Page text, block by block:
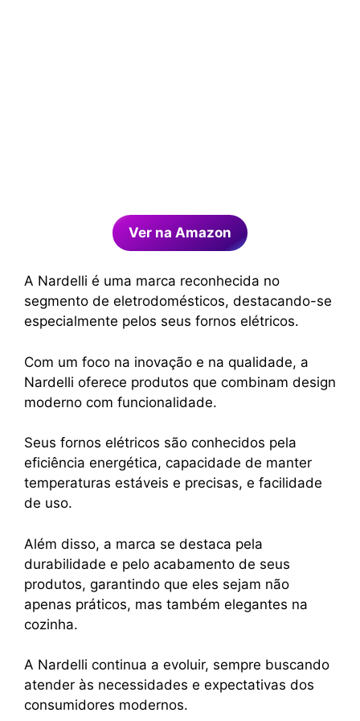
Ver na Amazon
A Nardelli é uma marca reconhecida no
segmento de eletrodomésticos, destacando-se
especialmente pelos seus fornos elétricos.
Com um foco na inovação e na qualidade, a
Nardelli oferece produtos que combinam design
moderno com funcionalidade.
Seus fornos elétricos são conhecidos pela
eficiência energética, capacidade de manter
temperaturas estáveis e precisas, e facilidade
de uso.
Além disso, a marca se destaca pela
durabilidade e pelo acabamento de seus
produtos, garantindo que eles sejam não
apenas práticos, mas também elegantes na
cozinha.
A Nardelli continua a evoluir, sempre buscando
atender às necessidades e expectativas dos
consumidores modernos.